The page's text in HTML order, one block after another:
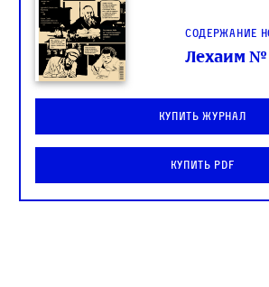
Содержание
Лехаим №
Купить журнал
Купить PDF